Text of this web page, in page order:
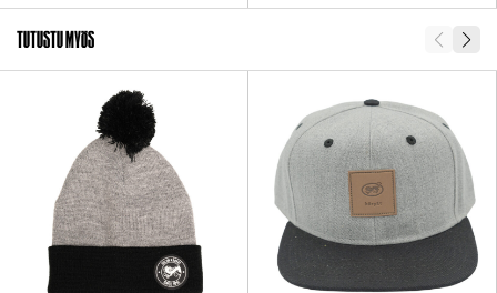
Tutustu myös